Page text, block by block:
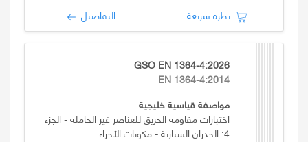
نظرة سريعة التفاصيل
GSO EN 1364-4:2026
EN 1364-4:2014
مواصفة قياسية خليجية
اختبارات مقاومة الحريق للعناصر غير الحاملة - الجزء
4: الجدران الستارية - مكونات الأجزاء